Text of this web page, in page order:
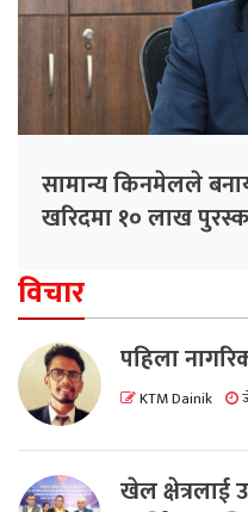
सामान्य किनमेलले
खरिदमा १० लाख
विचार
पहिला
KTM Dainik
खेल क्षेत्रलाई